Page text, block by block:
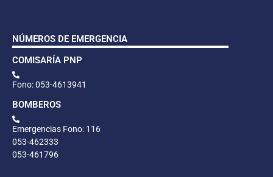
NÚMEROS DE EMERGENCIA
COMISARÍA PNP
Fono: 053-4613941
BOMBEROS
Emergencias Fono: 116
053-462333
053-461796